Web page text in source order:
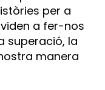
per a
a fer-nos
superació, la
manera